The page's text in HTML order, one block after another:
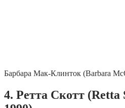
Барбара Мак-Клинток (Barbara
4. Ретта Скотт